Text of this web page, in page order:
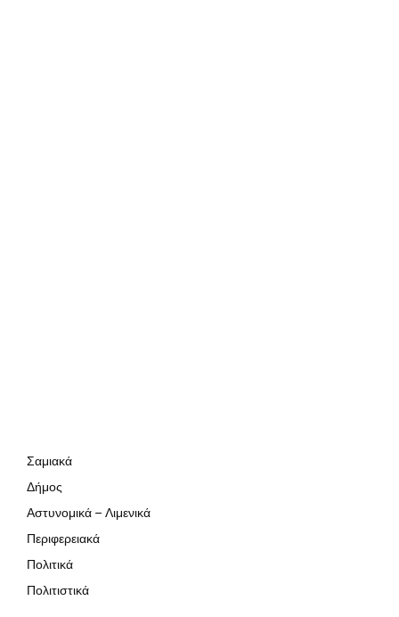
Σαμιακά
Δήμος
Αστυνομικά – Λιμενικά
Περιφερειακά
Πολιτικά
Πολιτιστικά